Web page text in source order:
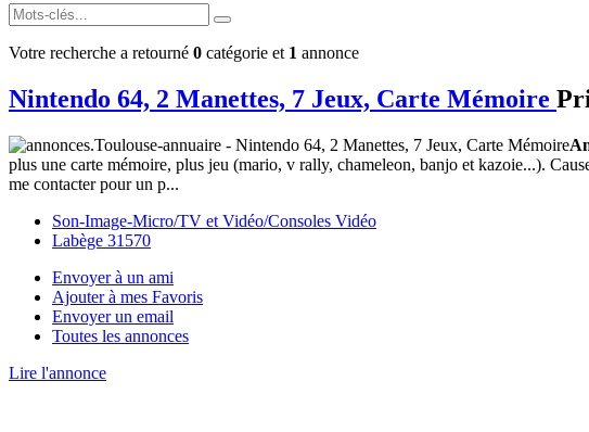
Votre recherche a retourné 0 catégorie et 1 annonce
Nintendo 64, 2 Manettes, 7 Jeux, Carte Mémoire
plus une carte mémoire, plus jeu (mario, v rally, chameleon, banjo et kazoie...).
me contacter pour un p...
Son-Image-Micro/TV et Vidéo/Consoles Vidéo
Labège 31570
Envoyer à un ami
Ajouter à mes Favoris
Envoyer un email
Toutes les annonces
Lire l'annonce